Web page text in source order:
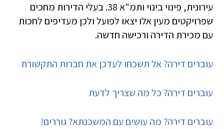
עירונית, פינוי בינוי ותמ"א 38. בעלי הדירות מחכים
שפרויקטים מעין אלו יצאו לפועל ולכן מעדיפים לחכות
עם מכירת הדירה ורכישה חדשה.
עוברים דירה? אל תשכחו לעדכן את חברות התקשורת
עוברים דירה? כל מה שצריך לדעת
עוברים דירה? מה עושים עם המשכנתא? גוררים!